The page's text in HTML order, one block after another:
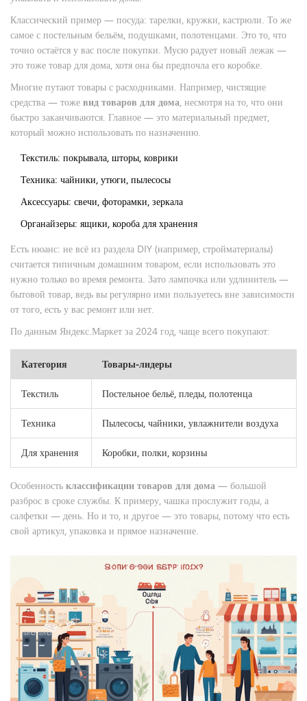
Классический пример — посуда: тарелки, кружки, кастрюли. То же
самое с постельным бельём, подушками, полотенцами. Это то, что
точно остаётся у вас после покупки. Мусю радует новый лежак —
это тоже товар для дома, хотя она бы предпочла его коробке.
Многие путают товары с расходниками. Например, чистящие
средства — тоже вид товаров для дома, несмотря на то, что они
быстро заканчиваются. Главное — это материальный предмет,
который можно использовать по назначению.
Текстиль: покрывала, шторы, коврики
Техника: чайники, утюги, пылесосы
Аксессуары: свечи, фоторамки, зеркала
Органайзеры: ящики, короба для хранения
Есть нюанс: не всё из раздела DIY (например, стройматериалы)
считается типичным домашним товаром, если использовать это
нужно только во время ремонта. Зато лампочка или удлинитель —
бытовой товар, ведь вы регулярно ими пользуетесь вне зависимости
от того, есть у вас ремонт или нет.
По данным Яндекс.Маркет за 2024 год, чаще всего покупают:
Категория Товары-лидеры
Текстиль Постельное бельё, пледы, полотенца
Техника Пылесосы, чайники, увлажнители воздуха
Для хранения Коробки, полки, корзины
Особенность классификации товаров для дома — большой
разброс в сроке службы. К примеру, чашка прослужит годы, а
салфетки — день. Но и то, и другое — это товары, потому что есть
свой артикул, упаковка и прямое назначение.